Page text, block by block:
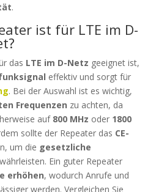
.
ist für LTE im D-
das LTE im D-Netz geeignet ist,
effektiv und sorgt für
. Bei der Auswahl ist es wichtig,
Frequenzen zu achten, da
auf 800 MHz oder 1800
sollte der Repeater das CE-
um die gesetzliche
Ein guter Repeater
erhöhen, wodurch Anrufe und
werden. Vergleichen Sie